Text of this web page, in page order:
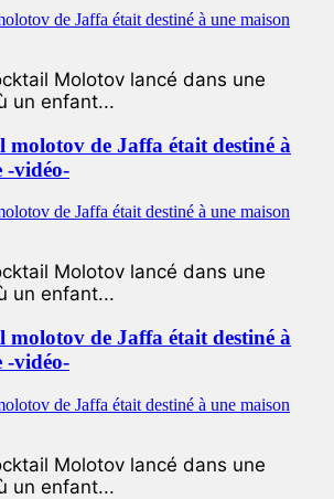
Molotov lancé dans une
un enfant...
molotov de Jaffa était destiné à
-vidéo-
Molotov lancé dans une
un enfant...
molotov de Jaffa était destiné à
-vidéo-
Molotov lancé dans une
un enfant...